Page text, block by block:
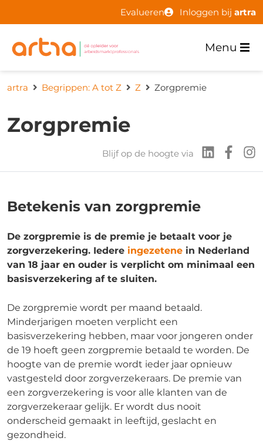
Evalueren Inloggen bij artra
Menu
artra Begrippen: A tot Z Z Zorgpremie
Zorgpremie
Blijf op de hoogte via
Betekenis van zorgpremie
De zorgpremie is de premie je betaalt voor je
zorgverzekering. Iedere ingezetene in Nederland
van 18 jaar en ouder is verplicht om minimaal een
basisverzekering af te sluiten.
De zorgpremie wordt per maand betaald.
Minderjarigen moeten verplicht een
basisverzekering hebben, maar voor jongeren onder
de 19 hoeft geen zorgpremie betaald te worden. De
hoogte van de premie wordt ieder jaar opnieuw
vastgesteld door zorgverzekeraars. De premie van
een zorgverzekering is voor alle klanten van de
zorgverzekeraar gelijk. Er wordt dus nooit
onderscheid gemaakt in leeftijd, geslacht en
gezondheid.